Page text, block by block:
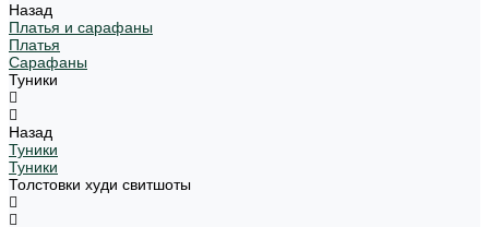
Назад
Платья и сарафаны
Платья
Сарафаны
Туники
Назад
Туники
Туники
Толстовки худи свитшоты